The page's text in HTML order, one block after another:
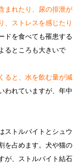
まれたり、尿の排泄が
、ストレスを感じたり
ドを食べても罹患する
るところも大きいで
ると、水を飲む量が減
われていますが、年中
ストルバイトとシュウ
を占めます。犬や猫の
が、ストルバイト結石